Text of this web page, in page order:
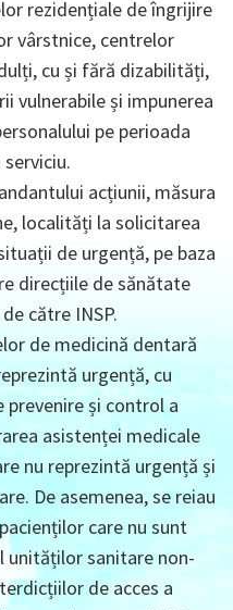
rezidențiale de îngrijire
vârstnice, centrelor
cu și fără dizabilități,
vulnerabile și impunerea
pe perioada
acțiunii, măsura
localități la solicitarea
de urgență, pe baza
direcțiile de sănătate
către INSP.
de medicină dentară
urgență, cu
prevenire și control a
asistenței medicale
nu reprezintă urgență și
De asemenea, se reiau
care nu sunt
unităților sanitare non-
de acces a